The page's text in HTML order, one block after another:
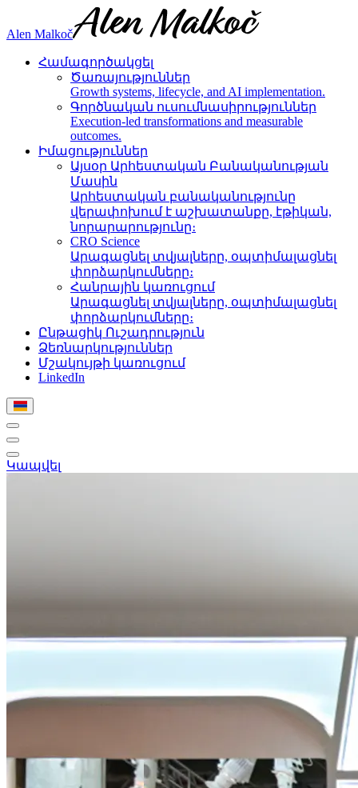
Alen Malkoč
Համագործակցել
Ծառայություններ
Growth systems, lifecycle, and AI implementation.
Գործնական ուսումնասիրություններ
Execution-led transformations and measurable
outcomes.
Իմացություններ
Այսօր Արհեստական Բանականության
Մասին
Արհեստական բանականությունը
վերափոխում է աշխատանքը, էթիկան,
նորարարությունը։
CRO Science
Արագացնել տվյալները, օպտիմալացնել
փորձարկումները։
Հանրային կառուցում
Արագացնել տվյալները, օպտիմալացնել
փորձարկումները։
Ընթացիկ Ուշադրություն
Ձեռնարկություններ
Մշակույթի կառուցում
LinkedIn
Կապվել